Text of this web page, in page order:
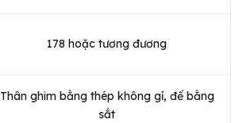
178 hoặc tương đương
Thân ghim bằng thép không gỉ, đế bằng
sắt